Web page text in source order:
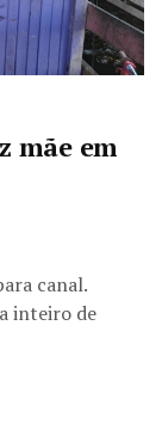
mãe em
canal.
inteiro de